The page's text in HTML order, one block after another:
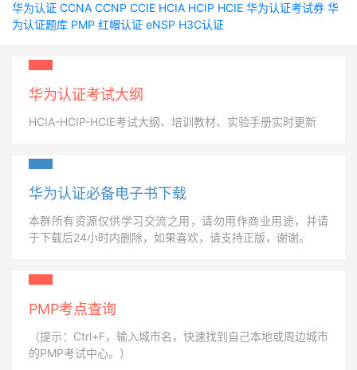
华为认证 CCNA CCNP CCIE HCIA HCIP HCIE 华为认证考试券 华
为认证题库 PMP 红帽认证 eNSP H3C认证
华为认证考试大纲
HCIA-HCIP-HCIE考试大纲、培训教材、实验手册实时更新
华为认证必备电子书下载
本群所有资源仅供学习交流之用，请勿用作商业用途，并请
于下载后24小时内删除，如果喜欢，请支持正版，谢谢。
PMP考点查询
（提示：Ctrl+F，输入城市名，快速找到自己本地或周边城市
的PMP考试中心。）